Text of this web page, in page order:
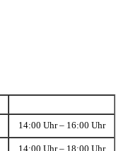
14:00 Uhr – 16:00 Uhr